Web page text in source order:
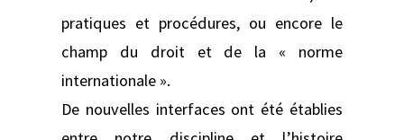
pratiques et procédures, ou encore le
champ du droit et de la « norme
internationale ».
De nouvelles interfaces ont été établies